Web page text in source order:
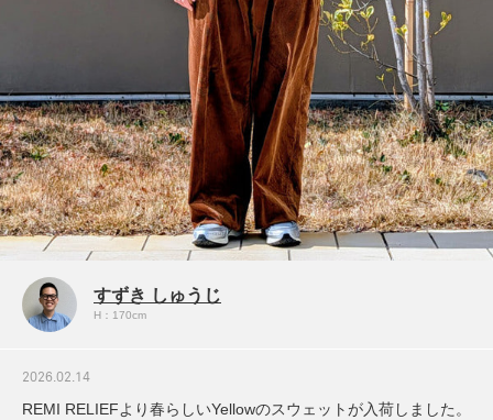
すずき しゅうじ
H：170cm
2026.02.14
REMI RELIEFより春らしいYellowのスウェットが入荷しました。